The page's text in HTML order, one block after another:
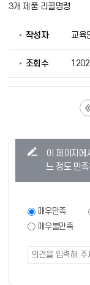
3개 제품 리콜명령
작성자 교육
조회수
이 페이지에
느 정도 만
만
족
조
사
매우만족
매우불만족